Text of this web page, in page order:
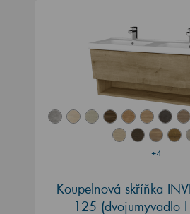
+4
Koupelnová skříňka
125 (dvojumyvadlo